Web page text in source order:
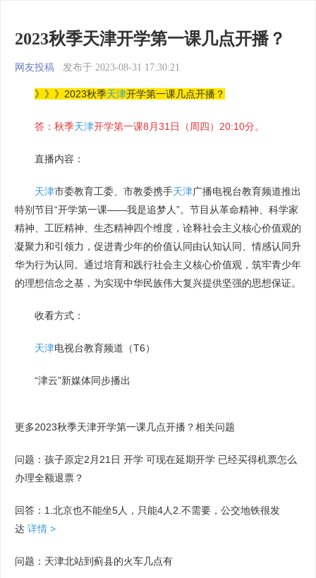
2023秋季天津开学第一课几点开播？
网友投稿 发布于 2023-08-31 17:30:21
》》》2023秋季天津开学第一课几点开播？
答： 秋季天津开学第一课8 月31日（周四）20:10分。
直播内容：
天津市委教育工委、市教委携手天津广播电视台教育频道推出
特别节目“开学第一课——我是追梦人”。节目从革命精神、科学家
精神、工匠精神、生态精神四个维度，诠释社会主义核心价值观的
凝聚力和引领力，促进青少年的价值认同由认知认同、情感认同升
华为行为认同。通过培育和践行社会主义核心价值观，筑牢青少年
的理想信念之基，为实现中华民族伟大复兴提供坚强的思想保证。
收看方式：
天津电视台教育频道（T6）
“津云”新媒体同步播出
更多2023秋季天津开学第一课几点开播？相关问题
问题：孩子原定2月21日 开学 可现在延期开学 已经买得机票怎么
办理全额退票？
回答：1.北京也不能坐5人，只能4人2.不需要，公交地铁很发
达 详情 >
问题：天津北站到蓟县的火车几点有